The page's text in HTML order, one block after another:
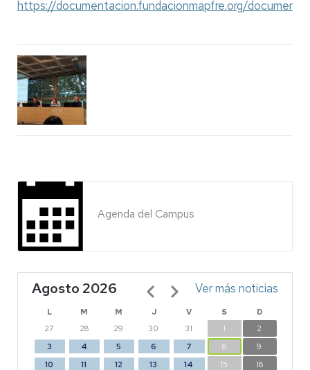
https://documentacion.fundacionmapfre.org/
Agenda del Campus
Agosto 2026
L M M J V S
D
27
28 29 30 31 1
2
3
4 5 6 7 8
9
10
11 12 13 14 15
16
Paginación Ver más noticias